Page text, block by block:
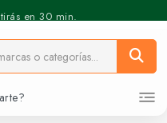
en 30 min.